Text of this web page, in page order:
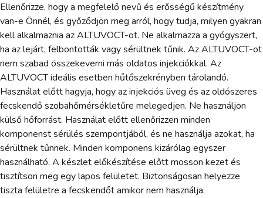
Ellenőrizze, hogy a megfelelő nevű és erősségű készítmény
van-e Önnél, és győződjön meg arról, hogy tudja, milyen gyakran
kell alkalmaznia az ALTUVOCT-ot. Ne alkalmazza a gyógyszert,
ha az lejárt, felbontották vagy sérültnek tűnik. Az ALTUVOCT-ot
nem szabad összekeverni más oldatos injekciókkal. Az
ALTUVOCT ideális esetben hűtőszekrényben tárolandó.
Használat előtt hagyja, hogy az injekciós üveg és az oldószeres
fecskendő szobahőmérsékletűre melegedjen. Ne használjon
külső hőforrást. Használat előtt ellenőrizzen minden
komponenst sérülés szempontjából, és ne használja azokat, ha
sérültnek tűnnek. Minden komponens kizárólag egyszer
használható. A készlet előkészítése előtt mosson kezet és
tisztítson meg egy lapos felületet. Biztonságosan helyezze
tiszta felületre a fecskendőt amikor nem használja.